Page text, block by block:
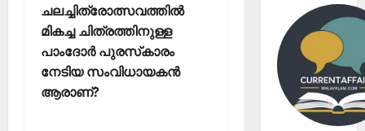
ചലച്ചിത്രോത്സവത്തില്‍
മികച്ച ചിത്രത്തിനുള്ള
പാംദോര്‍ പുരസ്‌കാരം
നേടിയ സംവിധായകന്‍
ആരാണ്?